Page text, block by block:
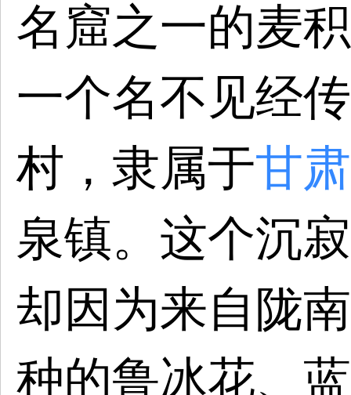
名窟之一的麦
一个名不见经
村，隶属于甘肃
泉镇。这个沉
却 因为来自陇
种的鲁冰花、